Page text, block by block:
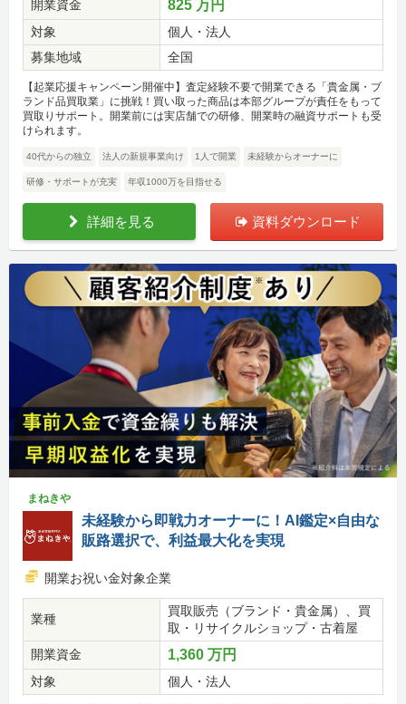
開業資金 825 万円
対象
個人・法人
募集地域
全国
【起業応援キャンペーン開催中】査定経験不要で開業できる「貴金属・ブ
ランド品買取業」に挑戦！買い取った商品は本部グループが責任をもって
買取りサポート。開業前には実店舗での研修、開業時の融資サポートも受
けられます。
40代からの独立 法人の新規事業向け 1人で開業 未経験からオーナーに
研修・サポートが充実 年収1000万を目指せる
詳細を見る 資料ダウンロード
まねきや
未経験から即戦力オーナーに！AI鑑定×自由な
販路選択で、利益最大化を実現
開業お祝い金対象企業
業種
買取販売（ブランド・貴金属）、買
取・リサイクルショップ・古着屋
開業資金
1,360 万円
対象 個人・法人